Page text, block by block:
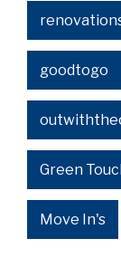
goodtogo
Green
Move In's